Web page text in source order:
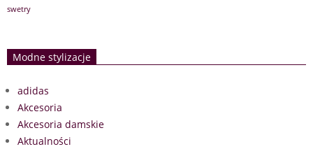
swetry
Modne stylizacje
adidas
Akcesoria
Akcesoria damskie
Aktualności